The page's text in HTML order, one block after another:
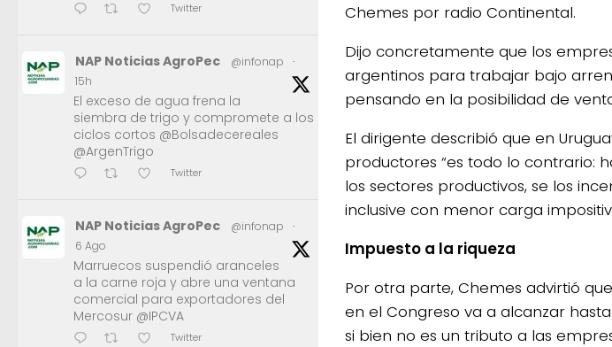
Chemes por radio Continental.
Dijo concretamente que los
argentinos para trabajar bajo
pensando en la posibilidad de
El dirigente describió que en
productores “es todo lo contrario:
los sectores productivos, se los
inclusive con menor carga
Impuesto a la riqueza
Por otra parte, Chemes advirtió
en el Congreso va a alcanzar
si bien no es un tributo a las
Twitter
NAP Noticias AgroPec @infonap
·
15h
El exceso de agua frena la
siembra de trigo y compromete a los
ciclos cortos @Bolsadecereales
@ArgenTrigo
Twitter
NAP Noticias AgroPec @infonap
·
6 Ago
Marruecos suspendió aranceles
a la carne roja y abre una ventana
comercial para exportadores del
Mercosur @IPCVA
Twitter